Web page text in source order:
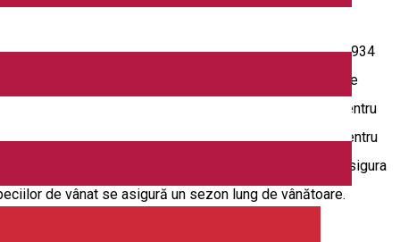
gospodarirea durabila a faunei cinegetice si
gestiune 4 fonduri cinegetice cu suprafata totala de 52934
biodiversitatii si echilibrului biologic al faunei salbatice
si cu vanatori invitati din tara si din strainatate. Pentru
situate chiar în terenurile de vânătoare. Pentru
precum şi a documentelor necesare la frontiera. Se asigura
de vânat se asigură un sezon lung de vânătoare.